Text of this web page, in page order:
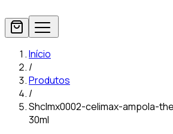
Início
/
Produtos
/
Shclmx0002-celimax-ampola-
30ml